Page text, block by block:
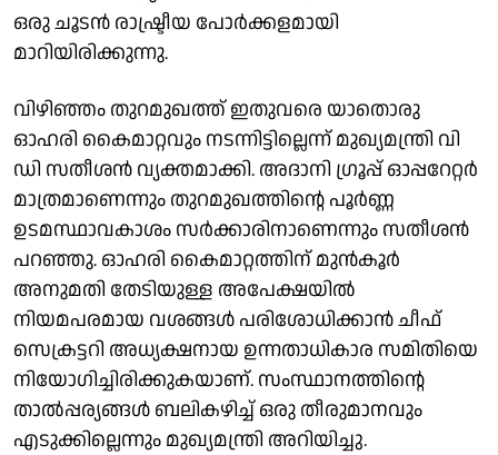
ഒരു ചൂടൻ രാഷ്ട്രീയ പോർക്കളമായി
മാറിയിരിക്കുന്നു.
വിഴിഞ്ഞം തുറമുഖത്ത് ഇതുവരെ യാതൊരു
ഓഹരി കൈമാറ്റവും നടന്നിട്ടില്ലെന്ന് മുഖ്യമന്ത്രി വി
ഡി സതീശൻ വ്യക്തമാക്കി. അദാനി ഗ്രൂപ്പ് ഓപ്പറേറ്റർ
മാത്രമാണെന്നും തുറമുഖത്തിന്റെ പൂർണ്ണ
ഉടമസ്ഥാവകാശം സർക്കാരിനാണെന്നും സതീശൻ
പറഞ്ഞു. ഓഹരി കൈമാറ്റത്തിന് മുൻകൂർ
അനുമതി തേടിയുള്ള അപേക്ഷയിൽ
നിയമപരമായ വശങ്ങൾ പരിശോധിക്കാൻ ചീഫ്
സെക്രട്ടറി അധ്യക്ഷനായ ഉന്നതാധികാര സമിതിയെ
നിയോഗിച്ചിരിക്കുകയാണ്. സംസ്ഥാനത്തിന്റെ
താൽപ്പര്യങ്ങൾ ബലികഴിച്ച് ഒരു തീരുമാനവും
എടുക്കില്ലെന്നും മുഖ്യമന്ത്രി അറിയിച്ചു.